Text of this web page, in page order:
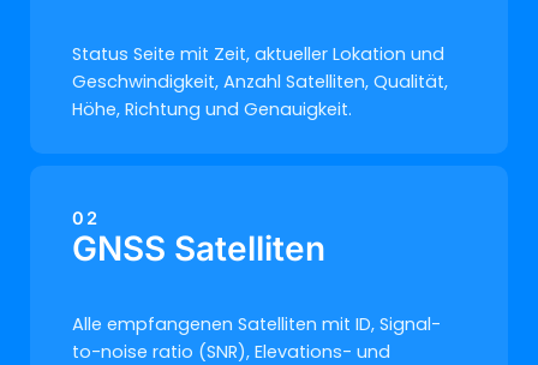
Status Seite mit Zeit, aktueller Lokation und
Geschwindigkeit, Anzahl Satelliten, Qualität,
Höhe, Richtung und Genauigkeit.
02
GNSS Satelliten
Alle empfangenen Satelliten mit ID, Signal-
to-noise ratio (SNR), Elevations- und